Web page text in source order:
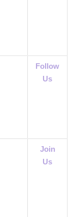
Follow
Us
Join
Us